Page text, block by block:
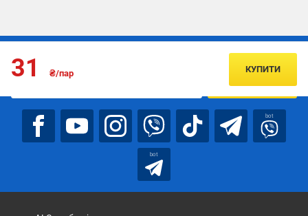
31 ₴/пар КУПИТИ
Підписуйтесь, щоб дізнаватись першим про акції та пропозиції
ПІДПИСАТИСЯ
bot
bot